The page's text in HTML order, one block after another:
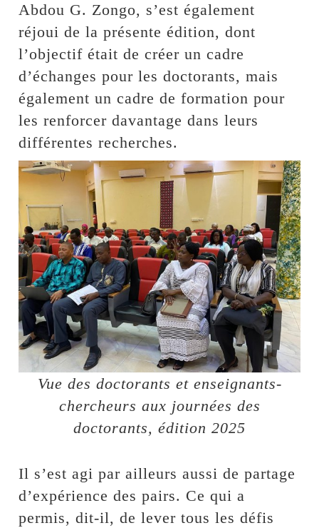
Abdou G. Zongo, s’est également
réjoui de la présente édition, dont
l’objectif était de créer un cadre
d’échanges pour les doctorants, mais
également un cadre de formation pour
les renforcer davantage dans leurs
différentes recherches.
Vue des doctorants et enseignants-
chercheurs aux journées des
doctorants, édition 2025
Il s’est agi par ailleurs aussi de partage
d’expérience des pairs. Ce qui a
permis, dit-il, de lever tous les défis